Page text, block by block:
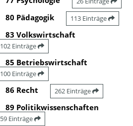
80 Pädagogik 113 Einträge
83 Volkswirtschaft
102 Einträge
85 Betriebswirtschaft
100 Einträge
86 Recht 262 Einträge
89 Politikwissenschaften
59 Einträge